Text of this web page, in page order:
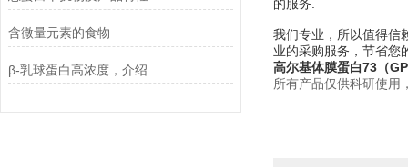
含微量元素的食物
β-乳球蛋白高浓度，介绍
的服务.
我们专业，所以值得信
业的采购服务，节省您
高尔基体膜蛋白73（
所有产品仅供科研使用